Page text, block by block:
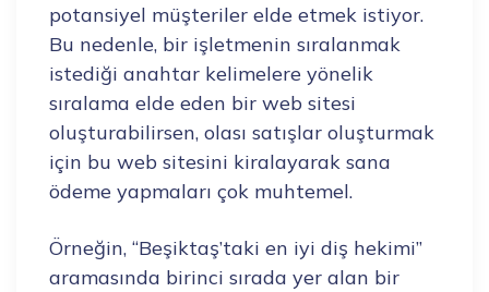
potansiyel müşteriler elde etmek istiyor.
Bu nedenle, bir işletmenin sıralanmak
istediği anahtar kelimelere yönelik
sıralama elde eden bir web sitesi
oluşturabilirsen, olası satışlar oluşturmak
için bu web sitesini kiralayarak sana
ödeme yapmaları çok muhtemel.
Örneğin, “Beşiktaş’taki en iyi diş hekimi”
aramasında birinci sırada yer alan bir